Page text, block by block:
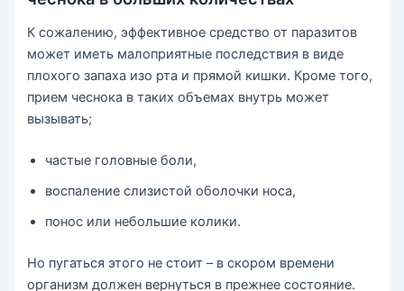
К сожалению, эффективное средство от паразитов
может иметь малоприятные последствия в виде
плохого запаха изо рта и прямой кишки. Кроме того,
прием чеснока в таких объемах внутрь может
вызывать;
частые головные боли,
воспаление слизистой оболочки носа,
понос или небольшие колики.
Но пугаться этого не стоит – в скором времени
организм должен вернуться в прежнее состояние.